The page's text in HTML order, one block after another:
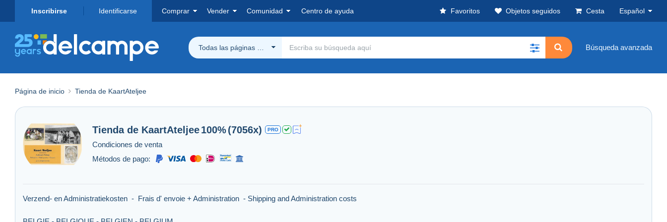
Inscribirse Identificarse Comprar Vender Comunidad Centro de ayuda Favoritos Objetos seguidos Cesta Español
Todas las páginas Delcampe Búsqueda avanzada
Página de inicio Tienda de KaartAteljee
Tienda de KaartAteljee100%(7056x) PRO
Condiciones de venta
Métodos de pago:
Verzend- en Administratiekosten - Frais d' envoie + Administration - Shipping and Administration costs